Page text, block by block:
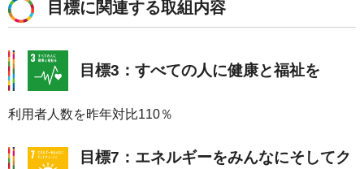
目標に関連する取組内容
目標3：すべての人に健康と福祉を
利用者人数を昨年対比110％
目標7：エネルギーをみんなにそしてク